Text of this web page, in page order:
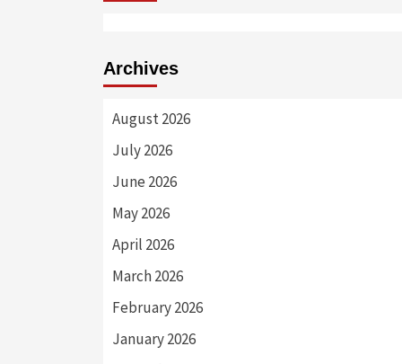
Archives
August 2026
July 2026
June 2026
May 2026
April 2026
March 2026
February 2026
January 2026